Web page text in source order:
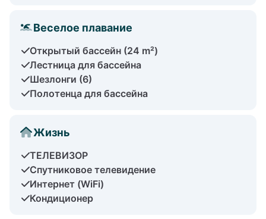
Веселое плавание
Открытый бассейн (24 m²)
Лестница для бассейна
Шезлонги (6)
Полотенца для бассейна
Жизнь
ТЕЛЕВИЗОР
Спутниковое телевидение
Интернет (WiFi)
Кондиционер